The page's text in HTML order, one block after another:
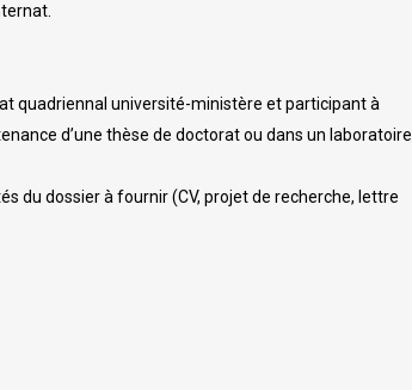
quadriennal université-ministère et participant à
d’une thèse de doctorat ou dans un laboratoire
du dossier à fournir (CV, projet de recherche, lettre